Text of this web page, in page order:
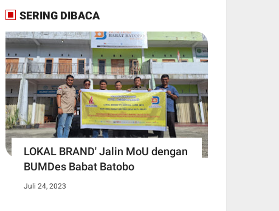
SERING DIBACA
LOKAL BRAND' Jalin MoU dengan
BUMDes Babat Batobo
Juli 24, 2023